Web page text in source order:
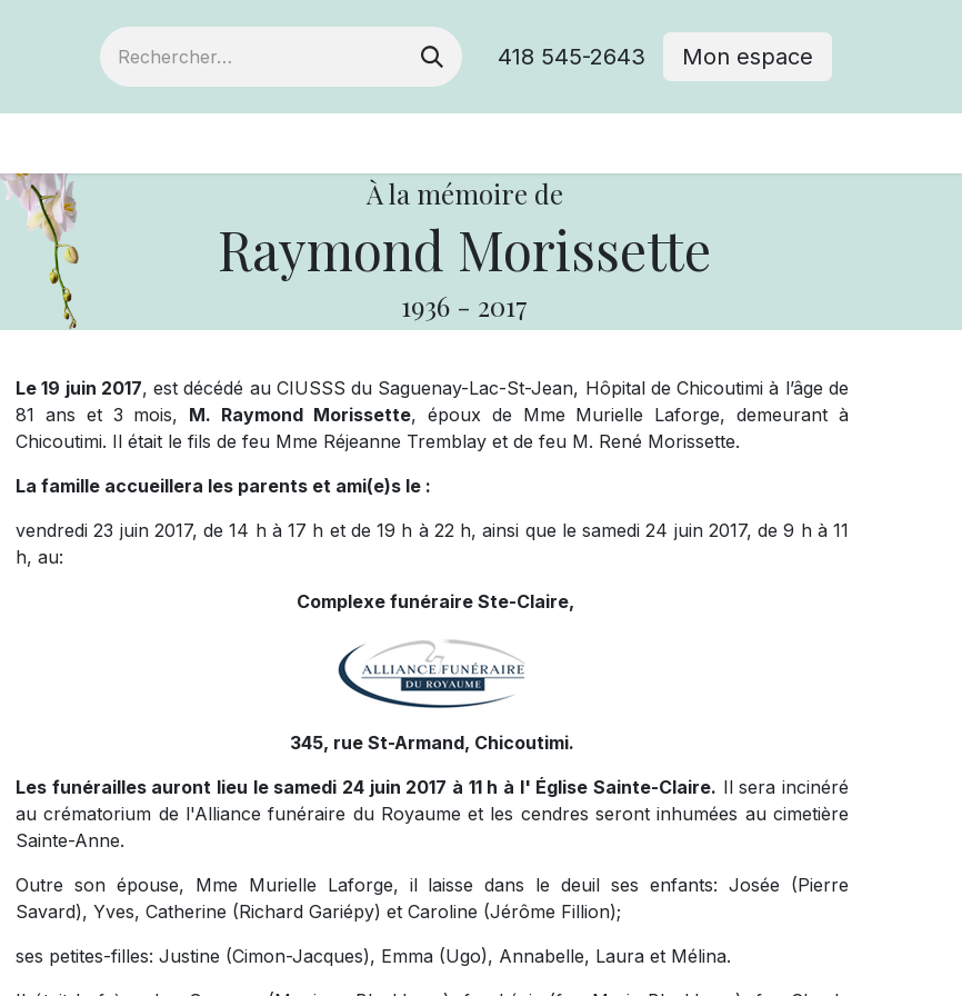
418 545-2643 Mon espace
À la mémoire de
Raymond Morissette
1936 - 2017
Le 19 juin 2017, est décédé au CIUSSS du Saguenay-Lac-St-Jean, Hôpital de Chicoutimi à l’âge de
81 ans et 3 mois, M. Raymond Morissette, époux de Mme Murielle Laforge, demeurant à
Chicoutimi. Il était le fils de feu Mme Réjeanne Tremblay et de feu M. René Morissette.
La famille accueillera les parents et ami(e)s le :
vendredi 23 juin 2017, de 14 h à 17 h et de 19 h à 22 h, ainsi que le samedi 24 juin 2017, de 9 h à 11
h, au:
Complexe funéraire Ste-Claire,
345, rue St-Armand, Chicoutimi.
Les funérailles auront lieu le samedi 24 juin 2017 à 11 h à l' Église Sainte-Claire. Il sera incinéré
au crématorium de l'Alliance funéraire du Royaume et les cendres seront inhumées au cimetière
Sainte-Anne.
Outre son épouse, Mme Murielle Laforge, il laisse dans le deuil ses enfants: Josée (Pierre
Savard), Yves, Catherine (Richard Gariépy) et Caroline (Jérôme Fillion);
ses petites-filles: Justine (Cimon-Jacques), Emma (Ugo), Annabelle, Laura et Mélina.